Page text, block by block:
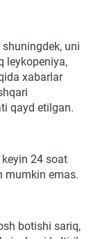
uni
leykopeniya,
xabarlar
qayd etilgan.
24 soat
mumkin emas.
botishi sariq,